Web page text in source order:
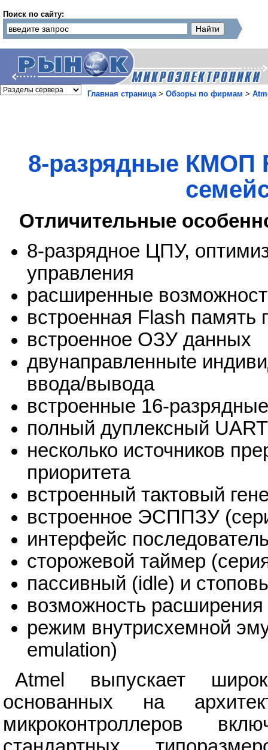
Поиск по сайту:
Главная страница> Обзоры по фирмам >
8-разрядные КМОП
Отличительные
8-разрядное ЦПУ,
управления
расширенные
встроенная Flash память
встроенное ОЗУ данных
двунаправленныtе
ввода/вывода
встроенные 16-
полный дуплексный UART
несколько источников
приоритета
встроенный тактовый
встроенное ЭСППЗУ
интерфейс
сторожевой таймер
пассивный (idle) и
возможность
режим внутрисхемной
emulation)
Atmel выпускает
основанных на
микроконтроллеров